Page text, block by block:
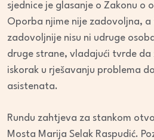
sjednice je glasanje o Zakonu o
Oporba njime nije zadovoljna,
zadovoljnije nisu ni udruge
druge strane, vladajući tvrde
iskorak u rješavanju problema
asistenata.
Rundu zahtjeva za stankom
Mosta Marija Selak Raspudić.